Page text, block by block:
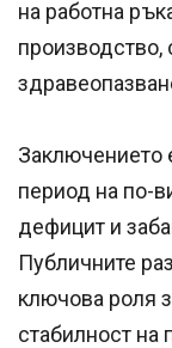
на работна
производство,
Заключението
период на по-
дефицит и
Публичните
ключова роля
стабилност на